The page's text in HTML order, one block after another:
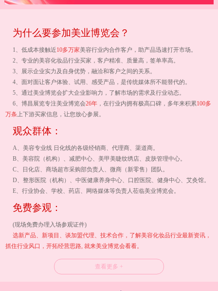
为什么要参加美业博览会？
1、低成本接触近10多万家美容行业内合作客户，助产品迅速打开市场。
2、专业的美容化妆品行业买家，客户精准、质量高，签单率高。
3、展示企业实力及自身优势，融洽和客户之间的关系。
4、面对面让客户体验、试用、感受产品，是传统媒体所不能替代的。
5、通过美业博览会扩大企业影响力，了解市场的需求及行业动态。
6、博昌展览专注美业博览会26年 ，在行业内拥有极高口碑，多年来积累100多
万条 上下游买家信息，让您放心参展。
观众群体：
A、美容专业线 日化线的各级经销商、代理商、渠道商。
B、美容院（机构）、减肥中心、美甲美睫纹绣店、皮肤管理中心。
C、日化店、商场超市采购部负责人、微商（新零售）团队。
D、整形医院（机构）、中医健康养身中心、口腔医院、健身中心、艾灸馆。
E、行业协会、学校、药店、网络媒体等负责人莅临美业博览会。
免费参观：
(现场免费办理入场参观证件)
选新产品、新项目、谈加盟代理、技术合作，了解美容化妆品行业最新资讯，
抓住行业风口，开拓经营思路, 就来美业博览会看看。
查看更多 +